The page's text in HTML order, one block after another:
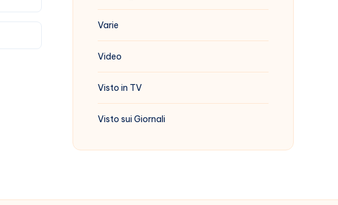
Varie
Video
Visto in TV
Visto sui Giornali